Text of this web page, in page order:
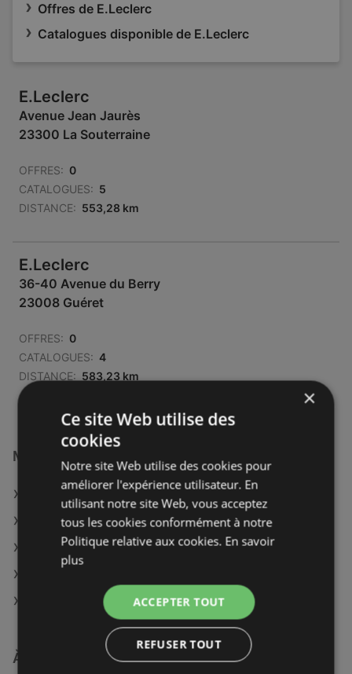
Offres de E.Leclerc
Catalogues disponible de E.Leclerc
E.Leclerc
Avenue Jean Jaurès
23300 La Souterraine
OFFRES: 0
CATALOGUES: 5
DISTANCE: 553,28 km
E.Leclerc
36-40 Avenue du Berry
23008 Guéret
OFFRES: 0
CATALOGUES: 4
DISTANCE: 583,23 km
Magasins E.Leclerc à :
E.Leclerc à Gex
E.Leclerc à Saint-Dié-des-Vosges
E.Leclerc à Douai
E.Leclerc à Le Mans
À découvrir aussi
×
Ce site Web utilise des
cookies
Notre site Web utilise des cookies pour
améliorer l'expérience utilisateur. En
utilisant notre site Web, vous acceptez
tous les cookies conformément à notre
Politique relative aux cookies. En savoir
plus
ACCEPTER TOUT
REFUSER TOUT